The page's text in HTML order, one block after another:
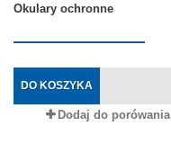
Okulary ochronne
DO KOSZYKA
Dodaj do porówania